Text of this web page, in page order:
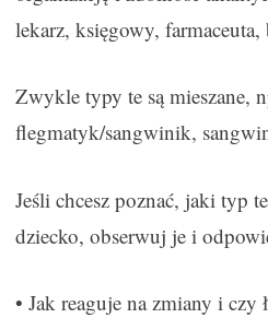
lekarz, księgowy,
Zwykle typy te są mieszane,
flegmatyk/sangwinik,
Jeśli chcesz poznać, jaki typ
dziecko, obserwuj je i
• Jak reaguje na zmiany i czy